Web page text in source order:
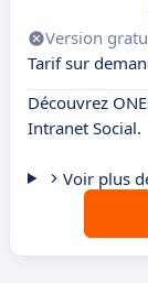
Version
Tarif sur
Découvrez
Intranet Social.
Voir plus